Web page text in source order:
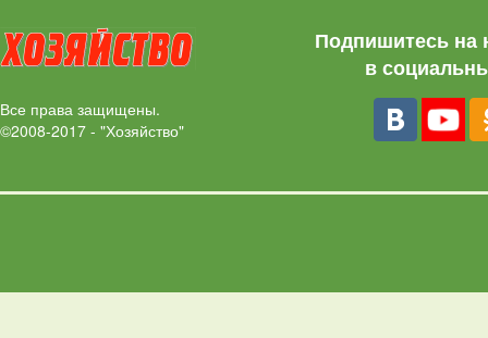
Все права защищены.
©2008-2017 - "Хозяйство"
Подпишитесь на
в